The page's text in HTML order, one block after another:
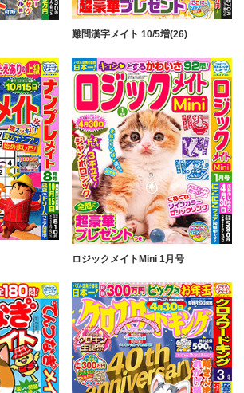
難問漢字メイト 10/5増(26)
ロジックメイトMini 1月号